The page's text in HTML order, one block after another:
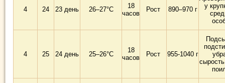
4 24 23 день 26–27°C
18
часов
Рост 890–970 г
у
4 25 24 день 25–26°C
18
часов
Рост 955-1040 г